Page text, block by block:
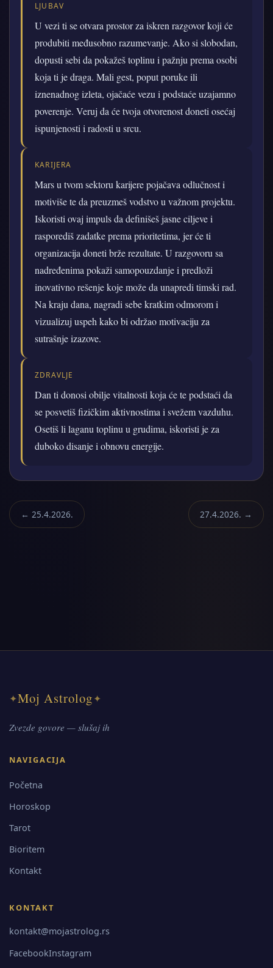
LJUBAV
U vezi ti se otvara prostor za iskren razgovor koji će
produbiti međusobno razumevanje. Ako si slobodan,
dopusti sebi da pokažeš toplinu i pažnju prema osobi
koja ti je draga. Mali gest, poput poruke ili
iznenadnog izleta, ojačaće vezu i podstaće uzajamno
poverenje. Veruj da će tvoja otvorenost doneti osećaj
ispunjenosti i radosti u srcu.
KARIJERA
Mars u tvom sektoru karijere pojačava odlučnost i
motiviše te da preuzmeš vodstvo u važnom projektu.
Iskoristi ovaj impuls da definišeš jasne ciljeve i
rasporediš zadatke prema prioritetima, jer će ti
organizacija doneti brže rezultate. U razgovoru sa
nadređenima pokaži samopouzdanje i predloži
inovativno rešenje koje može da unapredi timski rad.
Na kraju dana, nagradi sebe kratkim odmorom i
vizualizuj uspeh kako bi održao motivaciju za
sutrašnje izazove.
ZDRAVLJE
Dan ti donosi obilje vitalnosti koja će te podstaći da
se posvetiš fizičkim aktivnostima i svežem vazduhu.
Osetiš li laganu toplinu u grudima, iskoristi je za
duboko disanje i obnovu energije.
← 25.4.2026. 27.4.2026. →
✦Moj Astrolog✦
Zvezde govore — slušaj ih
NAVIGACIJA
Početna
Horoskop
Tarot
Bioritem
Kontakt
KONTAKT
kontakt@mojastrolog.rs
FacebookInstagram